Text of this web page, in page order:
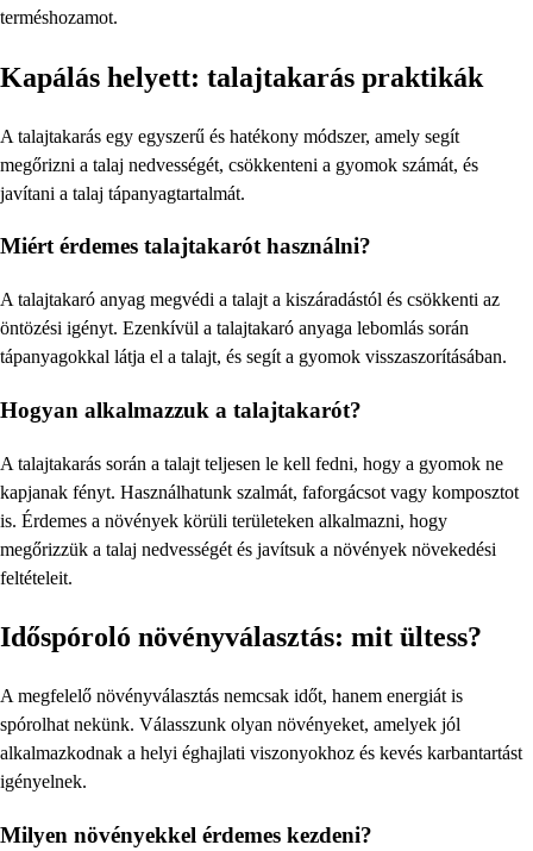
terméshozamot.
Kapálás helyett: talajtakarás praktikák
A talajtakarás egy egyszerű és hatékony módszer, amely segít
megőrizni a talaj nedvességét, csökkenteni a gyomok számát, és
javítani a talaj tápanyagtartalmát.
Miért érdemes talajtakarót használni?
A talajtakaró anyag megvédi a talajt a kiszáradástól és csökkenti az
öntözési igényt. Ezenkívül a talajtakaró anyaga lebomlás során
tápanyagokkal látja el a talajt, és segít a gyomok visszaszorításában.
Hogyan alkalmazzuk a talajtakarót?
A talajtakarás során a talajt teljesen le kell fedni, hogy a gyomok ne
kapjanak fényt. Használhatunk szalmát, faforgácsot vagy komposztot
is. Érdemes a növények körüli területeken alkalmazni, hogy
megőrizzük a talaj nedvességét és javítsuk a növények növekedési
feltételeit.
Időspóroló növényválasztás: mit ültess?
A megfelelő növényválasztás nemcsak időt, hanem energiát is
spórolhat nekünk. Válasszunk olyan növényeket, amelyek jól
alkalmazkodnak a helyi éghajlati viszonyokhoz és kevés karbantartást
igényelnek.
Milyen növényekkel érdemes kezdeni?